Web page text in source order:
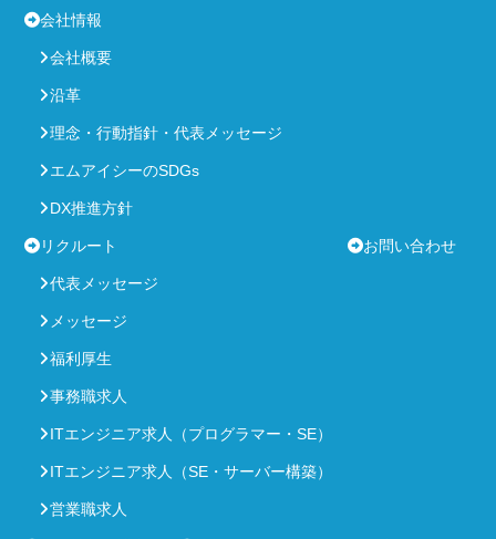
会社情報
会社概要
沿革
理念・行動指針・代表メッセージ
エムアイシーのSDGs
DX推進方針
リクルート
代表メッセージ
メッセージ
福利厚生
事務職求人
ITエンジニア求人（プログラマー・SE）
ITエンジニア求人（SE・サーバー構築）
営業職求人
お問い合わせ